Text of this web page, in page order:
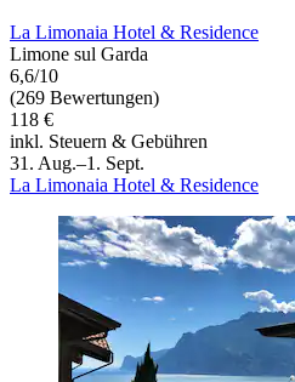
La Limonaia Hotel & Residence
Limone sul Garda
6,6/10
(269 Bewertungen)
118 €
inkl. Steuern & Gebühren
31. Aug.–1. Sept.
La Limonaia Hotel & Residence